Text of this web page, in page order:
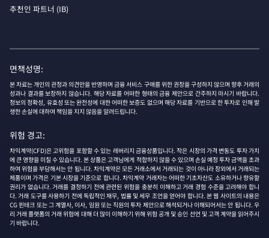
추천인 파트너 (IB)
면책성명:
본 자료는 개인의 관정과 의견만을 반영하며 금융 서비스 구매를 위한 권장을 구성하지 않으며 향후 거래의
성과나 결과를 보장하지 않습니다. 해당 자료를 어떠한 형태의 금융 제안으로 간주하지 마시기 바랍니다.
정보의 정확성, 유효성 또는 완전성에 대한 어떠한 보증도 없으며 해당 자료를 기반으로 한 투자로 인해 발
생한 손실에 대하여 책임을 지지 않음을 알려드립니다.
위험 경고:
차익계약(CFD)은 고위험을 포함할 수 있는 레버리지 금융상품입니다. 작은 시장의 가격 변동도 투자 가치
에 큰 영향을 미칠 수 있습니다. 본 상품은 고객님에게 적합하지 않을 수 있으며 손실 예정 투자 금액을 초과
하여 위험을 부담해서는 안 됩니다. 차익계약은 모든 거래소에서 거래되는 것이 아니라 장외에서 거래되는
제품이며 가격은 기본 시장을 기준으로 합니다. 차익계약 거래자는 어떠한 기초자산도 소유하거나 향유할
권리가 없습니다. 거래를 결정하기 전에 관련된 위험을 충분히 이해하고 거래 경험 수준을 고려해야 합니
다. 거래 도구를 사용하기 전에 독립적인 재무, 법률 및 세무 조언을 얻어야 합니다. 본 웹 사이트의 내용은
CG 핀테크 또는 그 계열사, 이사, 임원 또는 직원의 투자 제안으로 해석되거나 이해되어서는 안 됩니다. 우
리 거래 플랫폼의 거래 위험에 대해 더 많이 이해하기 위해 위험 공개 및 승인 선언 및 고객 계약을 읽어주시
기 바랍니다.